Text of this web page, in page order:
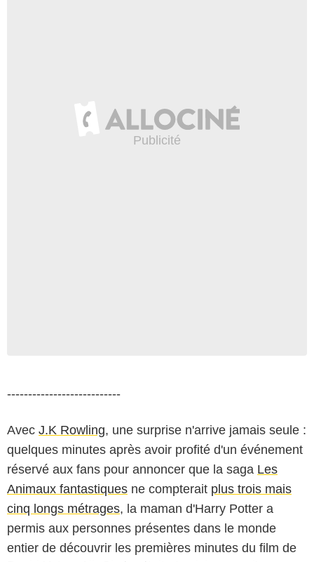
---------------------------
Avec J.K Rowling, une surprise n'arrive jamais seule :
quelques minutes après avoir profité d'un événement
réservé aux fans pour annoncer que la saga Les
Animaux fantastiques ne compterait plus trois mais
cinq longs métrages, la maman d'Harry Potter a
permis aux personnes présentes dans le monde
entier de découvrir les premières minutes du film de